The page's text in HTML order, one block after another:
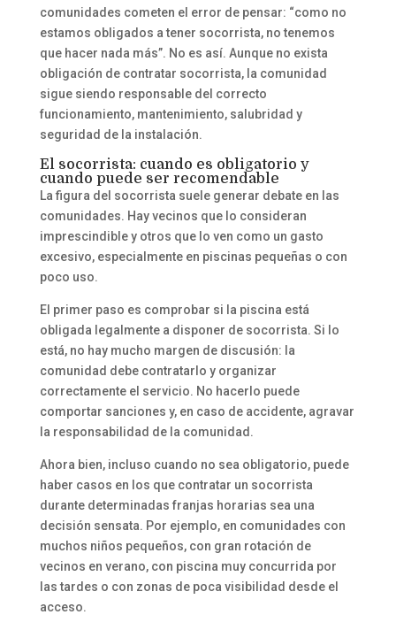
comunidades cometen el error de pensar: “como no
estamos obligados a tener socorrista, no tenemos
que hacer nada más”. No es así. Aunque no exista
obligación de contratar socorrista, la comunidad
sigue siendo responsable del correcto
funcionamiento, mantenimiento, salubridad y
seguridad de la instalación.
El socorrista: cuando es obligatorio y
cuando puede ser recomendable
La figura del socorrista suele generar debate en las
comunidades. Hay vecinos que lo consideran
imprescindible y otros que lo ven como un gasto
excesivo, especialmente en piscinas pequeñas o con
poco uso.
El primer paso es comprobar si la piscina está
obligada legalmente a disponer de socorrista. Si lo
está, no hay mucho margen de discusión: la
comunidad debe contratarlo y organizar
correctamente el servicio. No hacerlo puede
comportar sanciones y, en caso de accidente, agravar
la responsabilidad de la comunidad.
Ahora bien, incluso cuando no sea obligatorio, puede
haber casos en los que contratar un socorrista
durante determinadas franjas horarias sea una
decisión sensata. Por ejemplo, en comunidades con
muchos niños pequeños, con gran rotación de
vecinos en verano, con piscina muy concurrida por
las tardes o con zonas de poca visibilidad desde el
acceso.